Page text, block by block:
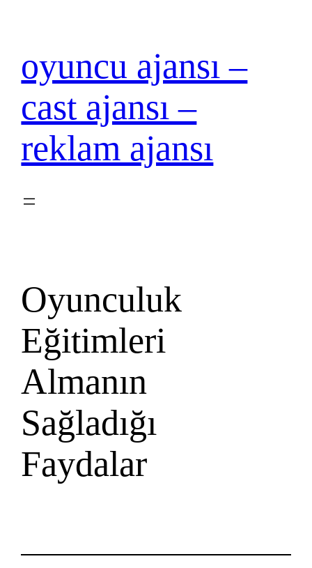
oyuncu ajansı –
cast ajansı –
reklam ajansı
Oyunculuk
Eğitimleri
Almanın
Sağladığı
Faydalar